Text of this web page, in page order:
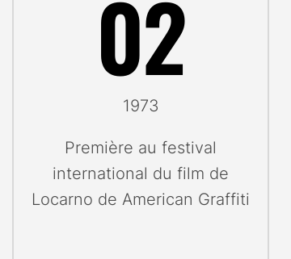
Septembre
02
1973
Première au festival
international du film de
Locarno de American Graffiti